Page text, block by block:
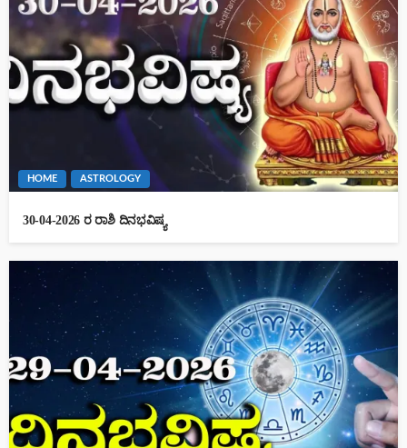
HOME ASTROLOGY
30-04-2026 ರ ರಾಶಿ ದಿನಭವಿಷ್ಯ